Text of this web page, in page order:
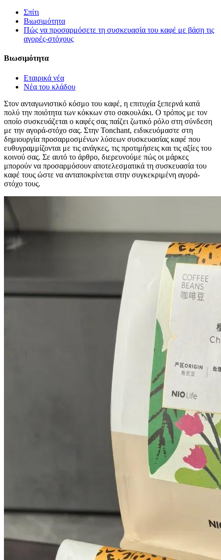
Σπίτι
Βιωσιμότητα
Πώς να προσαρμόσετε τη συσκευασία του καφέ με βάση τις
αγορές-στόχους
Βιωσιμότητα
Εταιρικά νέα
Νέα του κλάδου
Στον ανταγωνιστικό κόσμο του καφέ, η επιτυχία ξεπερνά κατά
πολύ την ποιότητα των κόκκων στο σακουλάκι. Ο τρόπος με τον
οποίο συσκευάζεται ο καφές σας παίζει ζωτικό ρόλο στη σύνδεση
με την αγορά-στόχο σας. Στην Tonchant, ειδικευόμαστε στη
δημιουργία προσαρμοσμένων λύσεων συσκευασίας καφέ που
ευθυγραμμίζονται με τις ανάγκες, τις προτιμήσεις και τις αξίες του
κοινού σας. Σε αυτό το άρθρο, διερευνούμε πώς οι μάρκες
μπορούν να προσαρμόσουν αποτελεσματικά τη συσκευασία του
καφέ τους ώστε να ανταποκρίνεται στην συγκεκριμένη αγορά-
στόχο τους.